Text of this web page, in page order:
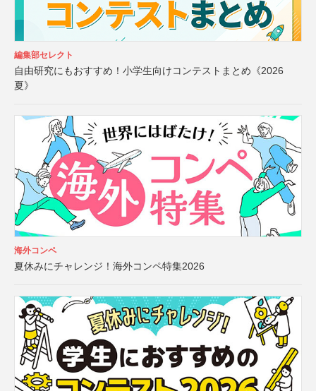
編集部セレクト
自由研究にもおすすめ！小学生向けコンテストまとめ《2026
夏》
海外コンペ
夏休みにチャレンジ！海外コンペ特集2026